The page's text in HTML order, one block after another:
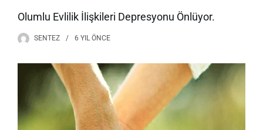
Olumlu Evlilik İlişkileri Depresyonu Önlüyor.
SENTEZ 6 YILÖNCE